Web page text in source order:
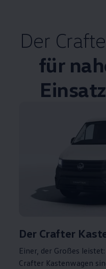
Der
für
Der Crafter
Einer, der Großes
Crafter Kastenwagen